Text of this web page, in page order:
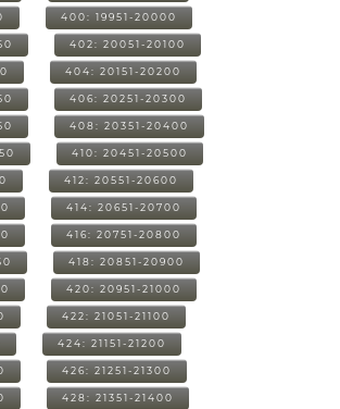
400: 19951-20000
402: 20051-20100
404: 20151-20200
406: 20251-20300
408: 20351-20400
410: 20451-20500
412: 20551-20600
414: 20651-20700
416: 20751-20800
418: 20851-20900
420: 20951-21000
422: 21051-21100
424: 21151-21200
426: 21251-21300
428: 21351-21400